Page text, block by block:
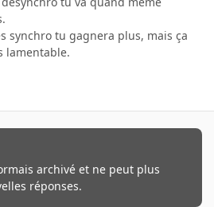
synchro tu gagnera plus, mais ça
lamentable.
archivé et ne peut plus
réponses.